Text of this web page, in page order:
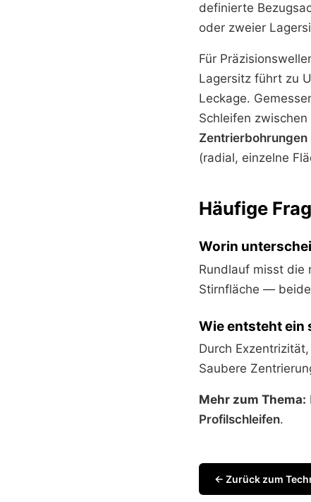
definierte
oder zweier
Für
Lagersitz führt zu
Leckage.
Schleifen
Zentrierbohrungen
(radial, einzelne
Häufige
Worin
Rundlauf misst die
Stirnfläche —
Wie entsteht ein
Durch
Saubere
Mehr zum Thema:
Profilschleifen.
← Zurück zum